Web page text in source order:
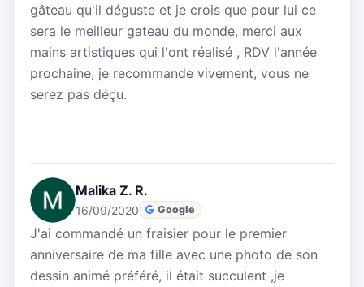
gâteau qu'il déguste et je crois que pour lui ce
sera le meilleur gateau du monde, merci aux
mains artistiques qui l'ont réalisé , RDV l'année
prochaine, je recommande vivement, vous ne
serez pas déçu.
Malika Z. R.
16/09/2020 Google
J'ai commandé un fraisier pour le premier
anniversaire de ma fille avec une photo de son
dessin animé préféré, il était succulent ,je